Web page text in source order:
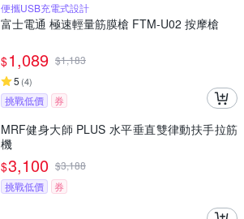
便攜USB充電式設計
富士電通 極速輕量筋膜槍 FTM-U02 按摩槍
$1,089 $1,183
5 (4)
挑戰低價 券
MRF健身大師 PLUS ⽔平垂直雙律動扶⼿拉筋
機
$3,100 $3,188
挑戰低價
券